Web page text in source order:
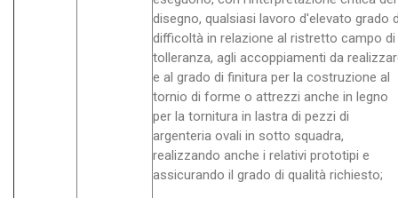
disegno, qualsiasi lavoro d'elevato grado
difficoltà in relazione al ristretto campo di
tolleranza, agli accoppiamenti da
e al grado di finitura per la costruzione al
tornio di forme o attrezzi anche in legno
per la tornitura in lastra di pezzi di
argenteria ovali in sotto squadra,
realizzando anche i relativi prototipi e
assicurando il grado di qualità richiesto;